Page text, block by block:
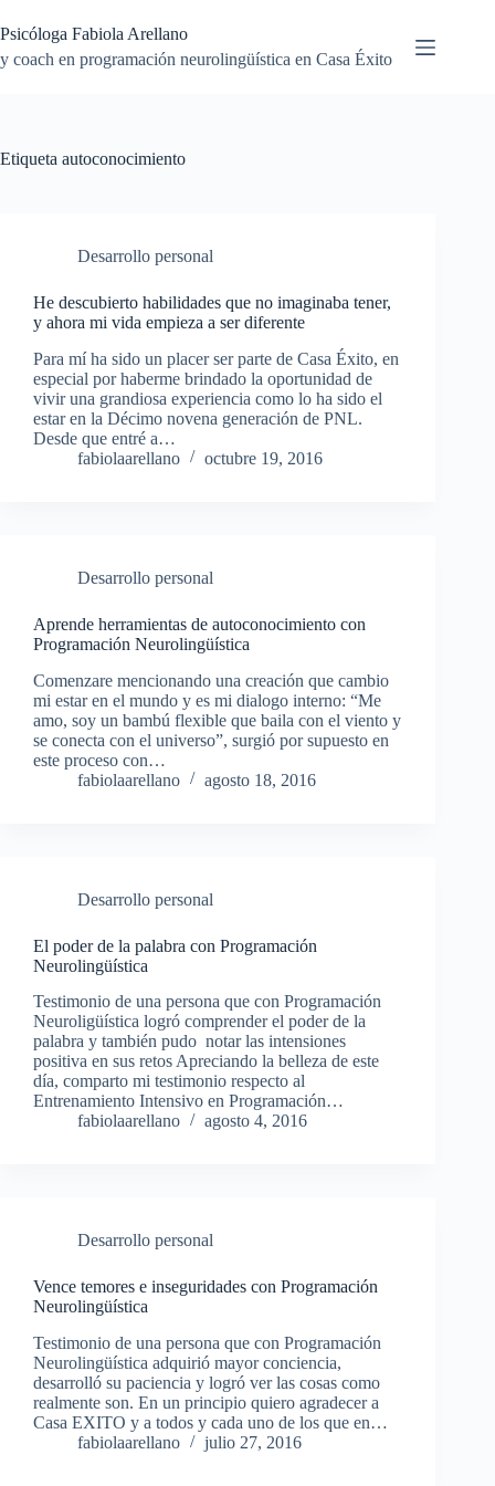
al
contenido
Psicóloga Fabiola Arellano
y coach en programación neurolingüística en Casa Éxito
Etiqueta autoconocimiento
Desarrollo personal
He descubierto habilidades que no imaginaba tener,
y ahora mi vida empieza a ser diferente
Para mí ha sido un placer ser parte de Casa Éxito, en
especial por haberme brindado la oportunidad de
vivir una grandiosa experiencia como lo ha sido el
estar en la Décimo novena generación de PNL.
Desde que entré a…
fabiolaarellano
octubre 19, 2016
Desarrollo personal
Aprende herramientas de autoconocimiento con
Programación Neurolingüística
Comenzare mencionando una creación que cambio
mi estar en el mundo y es mi dialogo interno: “Me
amo, soy un bambú flexible que baila con el viento y
se conecta con el universo”, surgió por supuesto en
este proceso con…
fabiolaarellano
agosto 18, 2016
Desarrollo personal
El poder de la palabra con Programación
Neurolingüística
Testimonio de una persona que con Programación
Neuroligüística logró comprender el poder de la
palabra y también pudo notar las intensiones
positiva en sus retos Apreciando la belleza de este
día, comparto mi testimonio respecto al
Entrenamiento Intensivo en Programación…
fabiolaarellano
agosto 4, 2016
Desarrollo personal
Vence temores e inseguridades con Programación
Neurolingüística
Testimonio de una persona que con Programación
Neurolingüística adquirió mayor conciencia,
desarrolló su paciencia y logró ver las cosas como
realmente son. En un principio quiero agradecer a
Casa EXITO y a todos y cada uno de los que en…
fabiolaarellano
julio 27, 2016